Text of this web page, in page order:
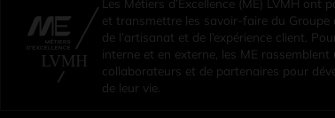
Les Métiers d’Excellence (ME) LVMH ont
et transmettre les savoir-faire du Groupe
de l’artisanat et de l’expérience client.
interne et en externe, les ME
collaborateurs et de partenaires pour
de leur vie.